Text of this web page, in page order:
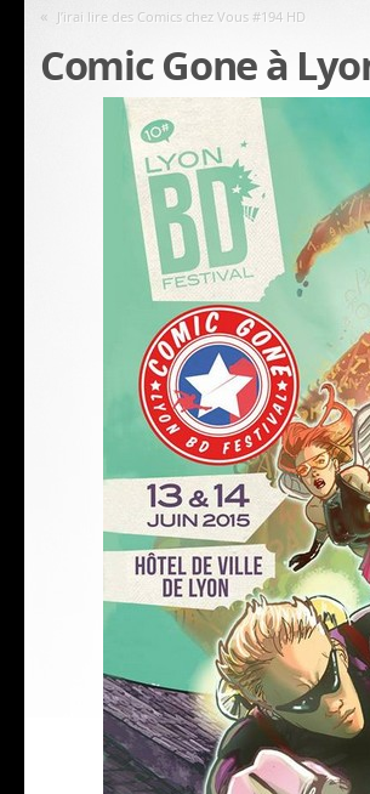
« J’irai lire des Comics chez Vous #194 HD
Comic Gone à